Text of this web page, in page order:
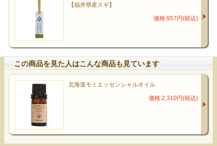
【福井県産スギ】
価格:957円(税込)
この商品を見た人はこんな商品も見ています
北海道モミエッセンシャルオイル
価格:2,310円(税込)